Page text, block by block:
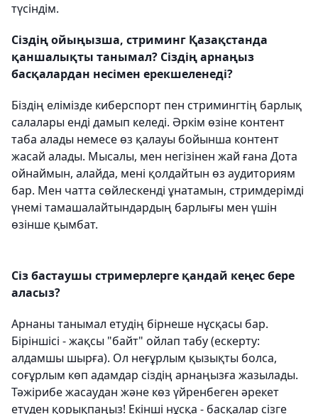
түсіндім.
Сіздің ойыңызша, стриминг Қазақстанда
қаншалықты танымал? Сіздің арнаңыз
басқалардан несімен ерекшеленеді?
Біздің елімізде киберспорт пен стримингтің барлық
салалары енді дамып келеді. Әркім өзіне контент
таба алады немесе өз қалауы бойынша контент
жасай алады. Мысалы, мен негізінен жай ғана Дота
ойнаймын, алайда, мені қолдайтын өз аудиториям
бар. Мен чатта сөйлескенді ұнатамын, стримдерімді
үнемі тамашалайтындардың барлығы мен үшін
өзінше қымбат.
Сіз бастаушы стримерлерге қандай кеңес бере
аласыз?
Арнаны танымал етудің бірнеше нұсқасы бар.
Біріншісі - жақсы "байт" ойлап табу (ескерту:
алдамшы шырға). Ол неғұрлым қызықты болса,
соғұрлым көп адамдар сіздің арнаңызға жазылады.
Тәжірибе жасаудан және көз үйренбеген әрекет
етуден қорықпаңыз! Екінші нұсқа - басқалар сізге